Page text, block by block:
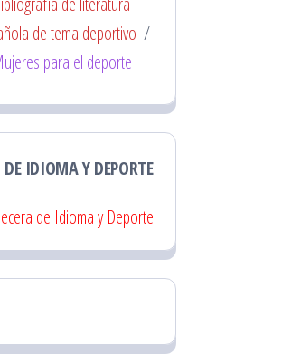
de tema deportivo /
para el deporte
DE IDIOMA Y DEPORTE